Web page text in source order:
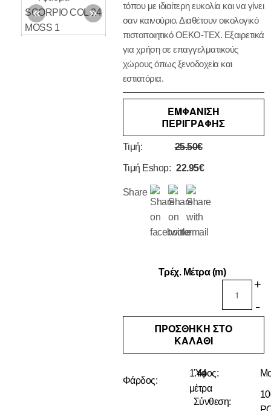
τόπου με ιδιαίτερη ευκολία και να γίνει
σαν καινούριο. Διαθέτουν οικολογικό
πιστοποιητικό OEKO-TEX. Εξαιρετικά
για χρήση σε επαγγελματικούς
χώρους όπως ξενοδοχεία και
εστιατόρια.
ΕΜΦΑΝΙΣΗ
ΠΕΡΙΓΡΑΦΗΣ
Τιμή: 25.50€
Τιμή Eshop: 22.95€
Share
Τρέχ. Μέτρα (m)
+
-
ΠΡΟΣΘΗΚΗ ΣΤΟ
ΚΑΛΑΘΙ
Φάρδος:
1.44
μέτρα
Ύφος:
Σύνθεση: